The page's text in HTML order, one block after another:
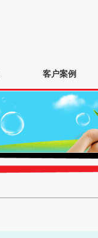
客户案例